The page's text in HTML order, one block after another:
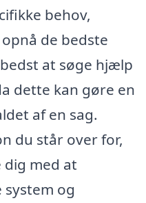
behov,
de bedste
at søge hjælp
dette kan gøre en
af en sag.
du står over for,
med at
og